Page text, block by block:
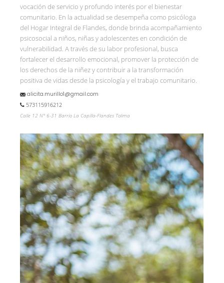
vocación de servicio y profundo interés por el bienestar
comunitario. En la actualidad se desempeña como psicóloga
del Hogar Integral de Flandes, donde brinda acompañamiento
psicosocial a niños, niñas y adolescentes en condición de
vulnerabilidad. A través de su labor profesional, busca
fortalecer el desarrollo emocional, promover la protección de
los derechos de la niñez y contribuir a la transformación
positiva de vidas desde la psicología y el trabajo comunitario.
alicita.murillo1@gmail.com
573115916212
Calle 12 N° 6-31 Barrio La Capilla-Flandes Tolima